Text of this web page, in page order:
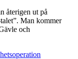
återigen ut på
Man kommer
och